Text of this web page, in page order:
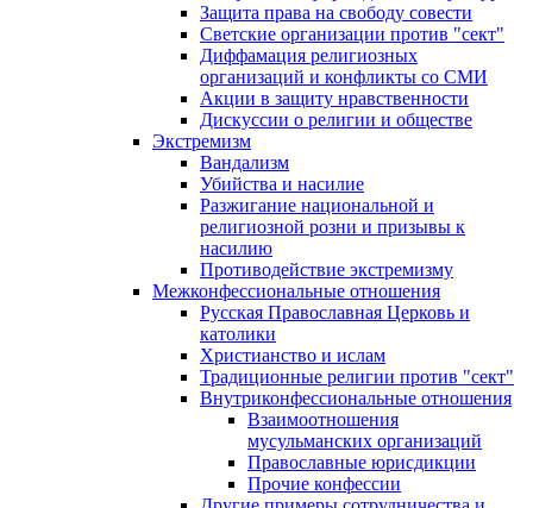
Защита права на свободу совести
Светские организации против "сект"
Диффамация религиозных
организаций и конфликты со СМИ
Акции в защиту нравственности
Дискуссии о религии и обществе
Экстремизм
Вандализм
Убийства и насилие
Разжигание национальной и
религиозной розни и призывы к
насилию
Противодействие экстремизму
Межконфессиональные отношения
Русская Православная Церковь и
католики
Христианство и ислам
Традиционные религии против "сект"
Внутриконфессиональные отношения
Взаимоотношения
мусульманских организаций
Православные юрисдикции
Прочие конфессии